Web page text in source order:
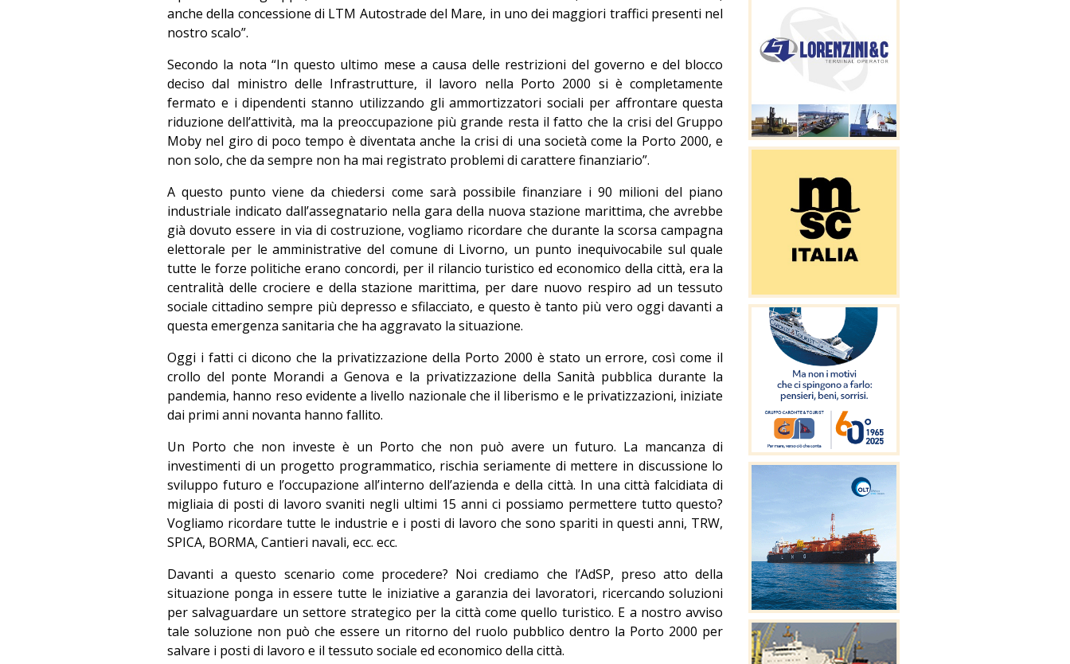
anche della concessione di LTM Autostrade del Mare, in uno dei maggiori traffici presenti nel
nostro scalo”.
Secondo la nota “In questo ultimo mese a causa delle restrizioni del governo e del blocco
deciso dal ministro delle Infrastrutture, il lavoro nella Porto 2000 si è completamente
fermato e i dipendenti stanno utilizzando gli ammortizzatori sociali per affrontare questa
riduzione dell’attività, ma la preoccupazione più grande resta il fatto che la crisi del Gruppo
Moby nel giro di poco tempo è diventata anche la crisi di una società come la Porto 2000, e
non solo, che da sempre non ha mai registrato problemi di carattere finanziario”.
A questo punto viene da chiedersi come sarà possibile finanziare i 90 milioni del piano
industriale indicato dall’assegnatario nella gara della nuova stazione marittima, che avrebbe
già dovuto essere in via di costruzione, vogliamo ricordare che durante la scorsa campagna
elettorale per le amministrative del comune di Livorno, un punto inequivocabile sul quale
tutte le forze politiche erano concordi, per il rilancio turistico ed economico della città, era la
centralità delle crociere e della stazione marittima, per dare nuovo respiro ad un tessuto
sociale cittadino sempre più depresso e sfilacciato, e questo è tanto più vero oggi davanti a
questa emergenza sanitaria che ha aggravato la situazione.
Oggi i fatti ci dicono che la privatizzazione della Porto 2000 è stato un errore, così come il
crollo del ponte Morandi a Genova e la privatizzazione della Sanità pubblica durante la
pandemia, hanno reso evidente a livello nazionale che il liberismo e le privatizzazioni, iniziate
dai primi anni novanta hanno fallito.
Un Porto che non investe è un Porto che non può avere un futuro. La mancanza di
investimenti di un progetto programmatico, rischia seriamente di mettere in discussione lo
sviluppo futuro e l’occupazione all’interno dell’azienda e della città. In una città falcidiata di
migliaia di posti di lavoro svaniti negli ultimi 15 anni ci possiamo permettere tutto questo?
Vogliamo ricordare tutte le industrie e i posti di lavoro che sono spariti in questi anni, TRW,
SPICA, BORMA, Cantieri navali, ecc. ecc.
Davanti a questo scenario come procedere? Noi crediamo che l’AdSP, preso atto della
situazione ponga in essere tutte le iniziative a garanzia dei lavoratori, ricercando soluzioni
per salvaguardare un settore strategico per la città come quello turistico. E a nostro avviso
tale soluzione non può che essere un ritorno del ruolo pubblico dentro la Porto 2000 per
salvare i posti di lavoro e il tessuto sociale ed economico della città.